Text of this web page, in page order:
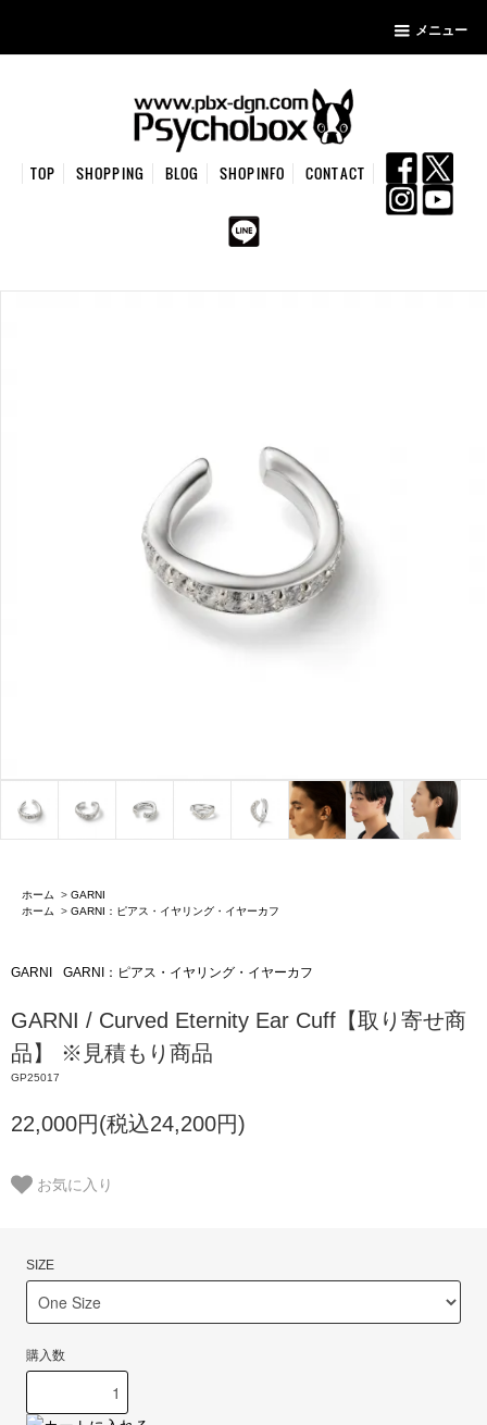
メニュー
TOP SHOPPING BLOG SHOPINFO CONTACT
ホーム > GARNI
ホーム
> GARNI：ピアス・イヤリング・イヤーカフ
GARNI GARNI：ピアス・イヤリング・イヤーカフ
GARNI / Curved Eternity Ear Cuff【取り寄せ商
品】 ※見積もり商品
GP25017
22,000円(税込24,200円)
お気に入り
SIZE
購入数